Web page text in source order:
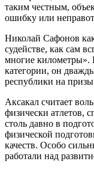
таким честным,
ошибку или
Николай Сафонов
судействе, как сам
многие километры».
категории, он
республики на
Аксакал считает
физически атлетов,
столь давно в
физической
качеств. Особо
работали над